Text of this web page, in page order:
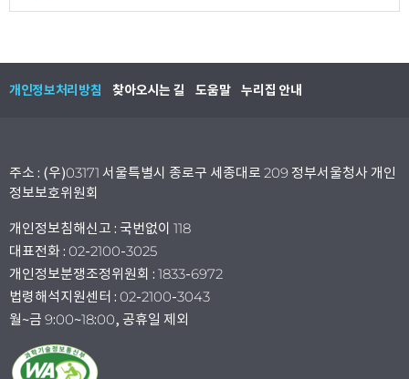
개인정보처리방침 찾아오시는 길 도움말 누리집 안내
주소 : (우)03171 서울특별시 종로구 세종대로 209 정부서울청사 개인
정보보호위원회
개인정보침해신고 : 국번없이 118
대표전화 : 02-2100-3025
개인정보분쟁조정위원회 : 1833-6972
법령해석지원센터 : 02-2100-3043
월~금 9:00~18:00, 공휴일 제외